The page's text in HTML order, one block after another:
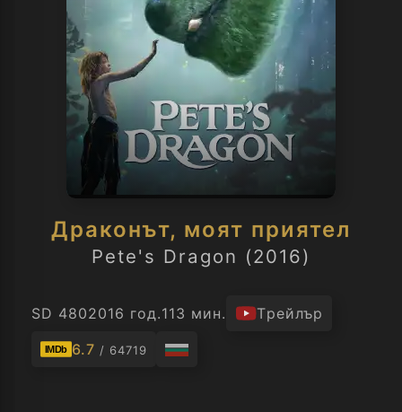
Драконът, моят приятел
Pete's Dragon (2016)
SD 4802016 год.113 мин. Трейлър
IMDb 6.7 / 64719